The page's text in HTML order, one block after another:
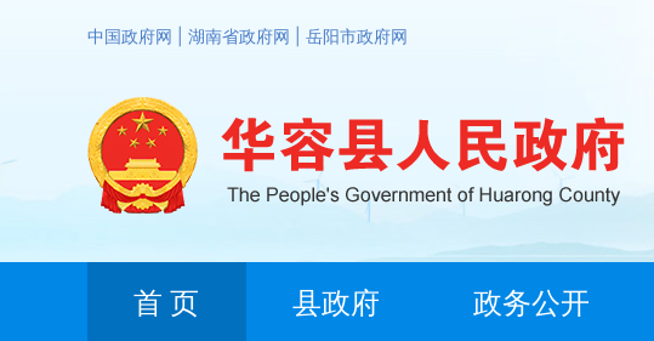
中国政府网 湖南省政府网 岳阳市政府网
首 页 县政府 政务公开